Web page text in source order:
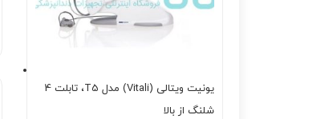
یونیت ویتالی (Vitali) مدل T5، تابلت 4
شلنگ از بالا